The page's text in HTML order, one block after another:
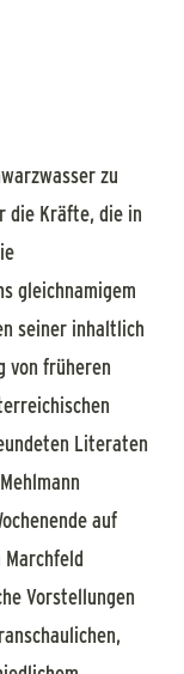
zu
die Kräfte, die in
gleichnamigem
seiner inhaltlich
von früheren
Literaten
auf
Vorstellungen